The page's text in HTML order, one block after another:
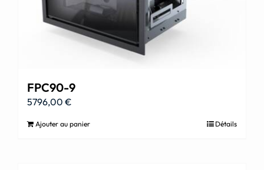
FPC90-9
5796,00 €
Ajouter au panier Détails